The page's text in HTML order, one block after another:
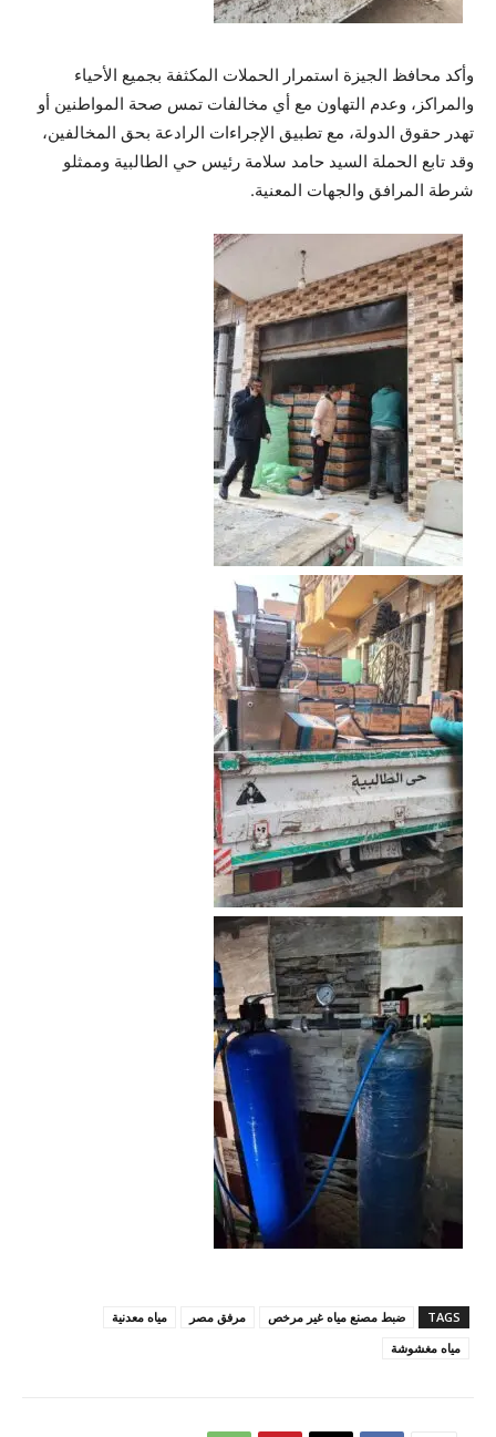
وأكد محافظ الجيزة استمرار الحملات المكثفة بجميع الأحياء
والمراكز، وعدم التهاون مع أي مخالفات تمس صحة المواطنين أو
تهدر حقوق الدولة، مع تطبيق الإجراءات الرادعة بحق المخالفين،
وقد تابع الحملة السيد حامد سلامة رئيس حي الطالبية وممثلو
شرطة المرافق والجهات المعنية.
TAGS ضبط مصنع مياه غير مرخص مرفق مصر
مياه معدنية
مياه مغشوشة